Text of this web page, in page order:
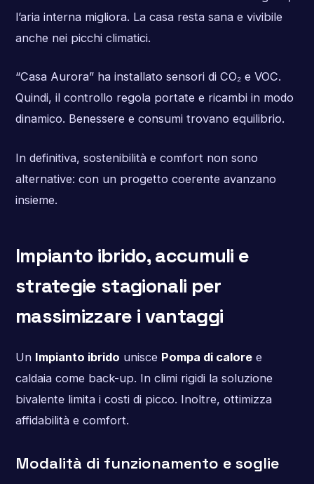
l’aria interna migliora. La casa resta sana e vivibile
anche nei picchi climatici.
“Casa Aurora” ha installato sensori di CO₂ e VOC.
Quindi, il controllo regola portate e ricambi in modo
dinamico. Benessere e consumi trovano equilibrio.
In definitiva, sostenibilità e comfort non sono
alternative: con un progetto coerente avanzano
insieme.
Impianto ibrido, accumuli e
strategie stagionali per
massimizzare i vantaggi
Un Impianto ibrido unisce Pompa di caloree
caldaia come back-up. In climi rigidi la soluzione
bivalente limita i costi di picco. Inoltre, ottimizza
affidabilità e comfort.
Modalità di funzionamento e soglie